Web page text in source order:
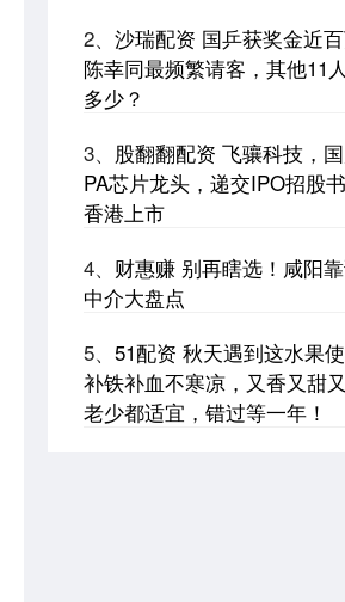
2、 沙瑞配资 国乒获奖金近百
陈幸同最频繁请客，其他11
多少？
3、 股翻翻配资 飞骧科技，
PA芯片龙头，递交IPO招股
香港上市
4、 财惠赚 别再瞎选！咸阳
中介大盘点
5、 51配资 秋天遇到这水果使
补铁补血不寒凉，又香又甜
老少都适宜，错过等一年！